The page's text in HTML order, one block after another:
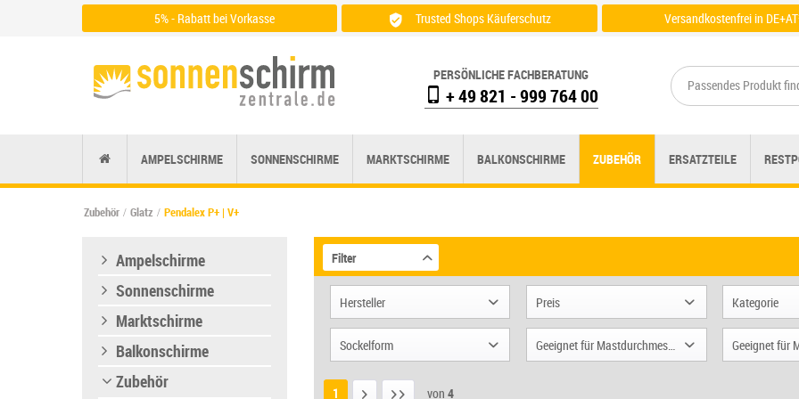
5% - Rabatt bei Vorkasse
Trusted Shops Käuferschutz
Versandkostenfrei in
PERSÖNLICHE FACHBERATUNG
+ 49 821 - 999 764 00
AMPELSCHIRME SONNENSCHIRME MARKTSCHIRME BALKONSCHIRME ZUBEHÖR ERSATZTEILE
Zubehör Glatz Pendalex P+ | V+
Ampelschirme
Sonnenschirme
Marktschirme
Balkonschirme
Zubehör
Filter
Hersteller
Glatz
May
Suncomfort by Glatz
Preis
von33,00 €bis1785,00 €
Kategorie
Sockelform
quadratisch
Geeignet für Mastdurchmesser Geeignet für
1 von 4